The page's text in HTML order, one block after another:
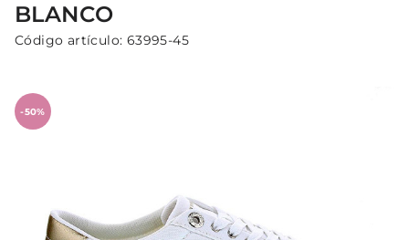
BLANCO
Código artículo: 63995-45
-50%